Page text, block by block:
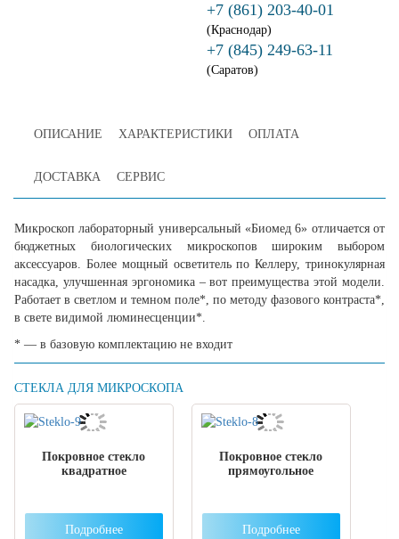
+7 (861) 203-40-01
(Краснодар)
+7 (845) 249-63-11
(Саратов)
ОПИСАНИЕ ХАРАКТЕРИСТИКИ ОПЛАТА
ДОСТАВКА СЕРВИС
Микроскоп лабораторный универсальный «Биомед 6» отличается от
бюджетных биологических микроскопов широким выбором
аксессуаров. Более мощный осветитель по Келлеру, тринокулярная
насадка, улучшенная эргономика – вот преимущества этой модели.
Работает в светлом и темном поле*, по методу фазового контраста*,
в свете видимой люминесценции*.
* — в базовую комплектацию не входит
СТЕКЛА ДЛЯ МИКРОСКОПА
Покровное стекло
квадратное
Подробнее
Покровное стекло
прямоугольное
Подробнее